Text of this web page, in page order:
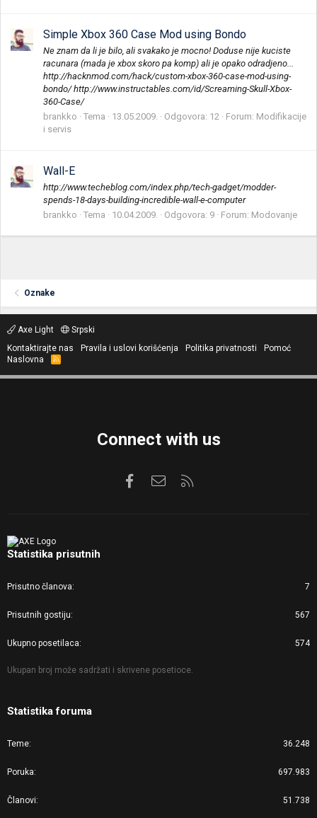
Simple Xbox 360 Case Mod using Bondo
Ne znam da li je bilo, ali svakako je mocno! Doduse nije kuciste
racunara (mada je xbox skoro pa komp) ali je opako odradjeno...
http://hacknmod.com/hack/custom-xbox-360-case-mod-using-
bondo/ http://www.instructables.com/id/Screaming-Skull-Xbox-
360-Case/
brankko
Tema 13.05.2009. Odgovora: 12 Forum: Modifikacije
i servis
Wall-E
http://www.techeblog.com/index.php/tech-gadget/modder-
spends-18-days-building-incredible-wall-e-computer
brankko
Tema 10.04.2009. Odgovora: 9 Forum: Modovanje
Oznake
Axe Light
Srpski
Kontaktirajte nas
Pravila i uslovi korišćenja Politika privatnosti
Pomoć
Naslovna
R
S
Connect with us
FacebookKontaktirajte nas
Statistika prisutnih
Prisutno članova 7
Prisutnih gostiju 567
Ukupno posetilaca 574
Ukupan broj može sadržati i skrivene posetioce.
Statistika foruma
Teme 36.248
Poruka 697.983
Članovi 51.738